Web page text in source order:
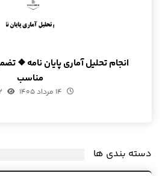
انجام تحلیل آماری پایان نامه ❖
مناسب
۱۴ مرداد ۱۴۰۵
دسته بندی ها